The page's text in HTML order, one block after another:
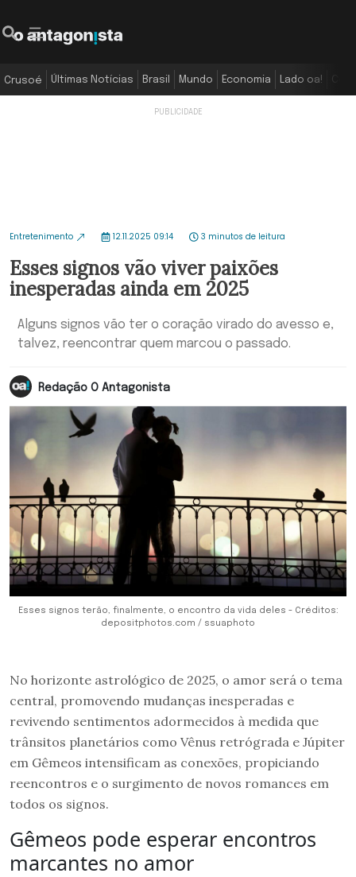
Crusoé Últimas Notícias Brasil Mundo Economia Lado oa!
Entretenimento 12.11.2025 09:14 3 minutos de leitura
Esses signos vão viver paixões
inesperadas ainda em 2025
Alguns signos vão ter o coração virado do avesso e,
talvez, reencontrar quem marcou o passado.
Redação O Antagonista
Esses signos terão, finalmente, o encontro da vida deles - Créditos:
depositphotos.com / ssuaphoto
No horizonte astrológico de 2025, o amor será o tema
central, promovendo mudanças inesperadas e
revivendo sentimentos adormecidos à medida que
trânsitos planetários como Vênus retrógrada e Júpiter
em Gêmeos intensificam as conexões, propiciando
reencontros e o surgimento de novos romances em
todos os signos.
Gêmeos pode esperar encontros
marcantes no amor